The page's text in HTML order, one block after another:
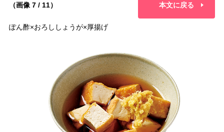
（画像 7 / 11） 本文に戻る
ぽん酢×おろししょうが×厚揚げ